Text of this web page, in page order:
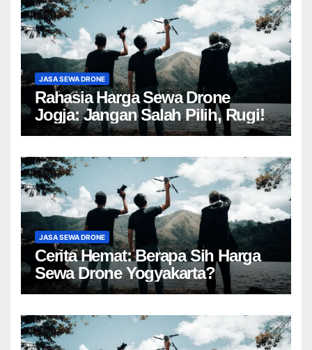
JASA SEWA DRONE
Rahasia Harga Sewa Drone
Jogja: Jangan Salah Pilih, Rugi!
JASA SEWA DRONE
Cerita Hemat: Berapa Sih Harga
Sewa Drone Yogyakarta?